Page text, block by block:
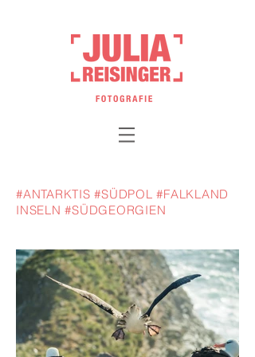
#ANTARKTIS #SÜDPOL #FALKLAND
INSELN #SÜDGEORGIEN